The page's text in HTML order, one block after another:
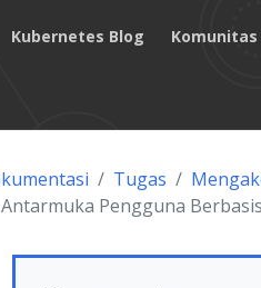
Kubernetes Blog Komunitas
Tugas
Antarmuka Pengguna